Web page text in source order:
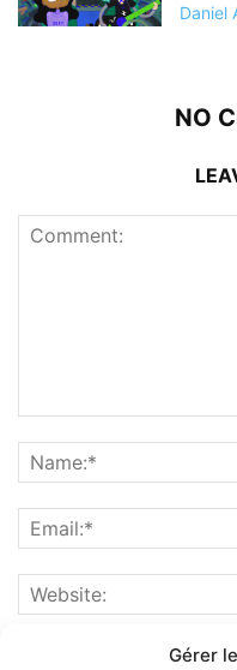
Gérer
Daniel
NO